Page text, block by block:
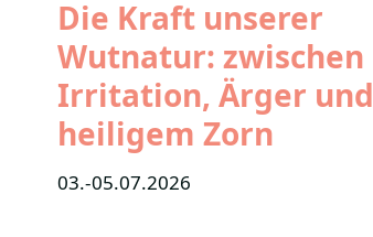
Die Kraft unserer
Wutnatur: zwischen
Irritation, Ärger und
heiligem Zorn
03.-05.07.2026